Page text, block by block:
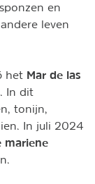
en
leven
het Mar de las
In dit
tonijn,
In juli 2024
mariene